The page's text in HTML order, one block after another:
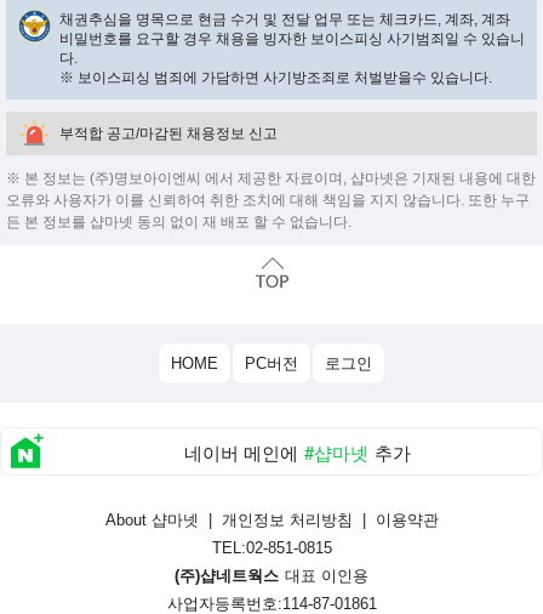
채권추심을 명목으로 현금 수거 및 전달 업무 또는 체크카드, 계좌, 계좌
비밀번호를 요구할 경우 채용을 빙자한 보이스피싱 사기범죄일 수 있습니
다.
※ 보이스피싱 범죄에 가담하면 사기방조죄로 처벌받을수 있습니다.
부적합 공고/마감된 채용정보 신고
※ 본 정보는 (주)명보아이엔씨 에서 제공한 자료이며, 샵마넷은 기재된 내용에 대한
오류와 사용자가 이를 신뢰하여 취한 조치에 대해 책임을 지지 않습니다. 또한 누구
든 본 정보를 샵마넷 동의 없이 재 배포 할 수 없습니다.
HOME PC버전 로그인
네이버 메인에 #샵마넷 추가
About 샵마넷 개인정보 처리방침
이용약관
TEL:02-851-0815
(주)샵네트웍스 대표 이인용
사업자등록번호:114-87-01861